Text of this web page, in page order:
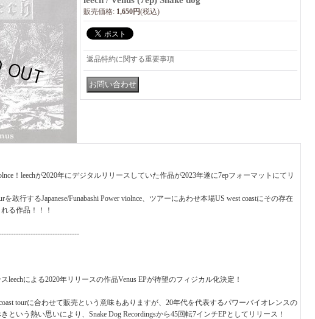
販売価格: 1,650円(税込)
返品特約に関する重要事項
！leechが2020年にデジタルリリースしていた作品が2023年遂に7epフォーマットにてリ
を敢行するJapanese/Funabashi Power violnce、ツアーにあわせ本場US west coastにその存在
る作品！！！
leechによる2020年リリースの作品Venus EPが待望のフィジカル化決定！
tourに合わせて販売という意味もありますが、20年代を代表するパワーバイオレンスの
という熱い思いにより、Snake Dog Recordingsから45回転7インチEPとしてリリース！